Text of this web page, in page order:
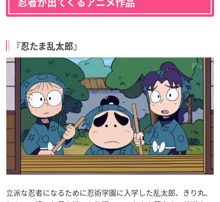
忍者が出てくるアニメ作品
『忍たま乱太郎』
立派な忍者になるために忍術学園に入学した乱太郎、きり丸、